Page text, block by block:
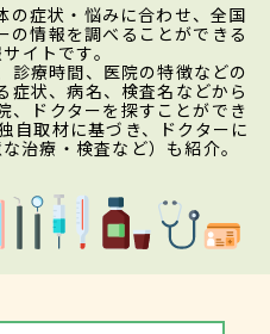
の症状・悩みに合わせ、全国
の情報を調べることができる
イトです。
診療時間、医院の特徴などの
症状、病名、検査名などから
、ドクターを探すことができ
自取材に基づき、ドクターに
治療・検査など）も紹介。